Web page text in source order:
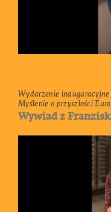
Wydarzenie
Myślenie o przyszłości
Wywiad z